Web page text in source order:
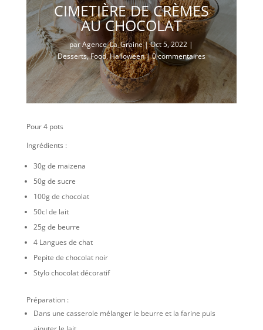
CIMETIÈRE DE CRÈMES
AU CHOCOLAT
parAgence_La_Graine|Oct 5, 2022 |
Desserts,Food,Halloween|0 commentaires
Pour 4 pots
Ingrédients :
30g de maizena
50g de sucre
100g de chocolat
50cl de lait
25g de beurre
4 Langues de chat
Pepite de chocolat noir
Stylo chocolat décoratif
Préparation :
Dans une casserole mélanger le beurre et la farine puis